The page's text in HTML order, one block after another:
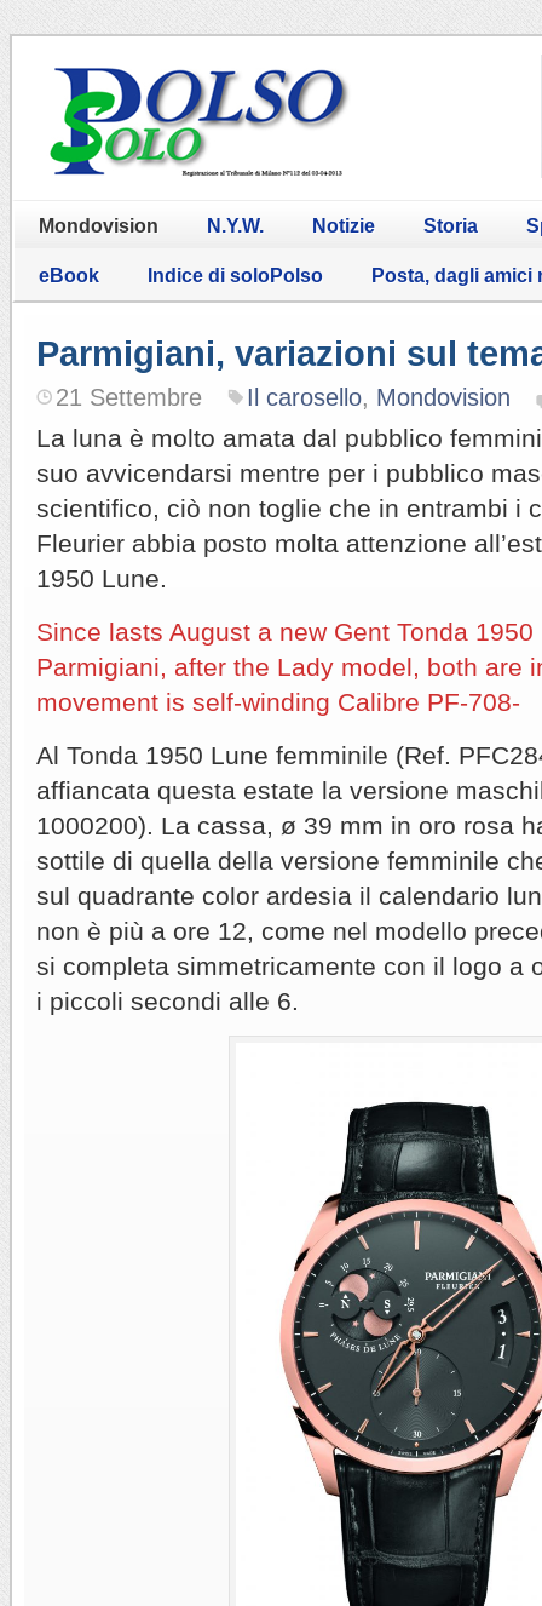
Mondovision N.Y.W. Notizie Storia
eBook Indice di soloPolso Posta, dagli amici
Parmigiani, variazioni sul
21 Settembre Il carosello, Mondovision
La luna è molto amata dal pubblico
suo avvicendarsi mentre per i pubblico
scientifico, ciò non toglie che in entrambi i
Fleurier abbia posto molta attenzione
1950 Lune.
Since lasts August a new Gent Tonda
Parmigiani, after the Lady model, both are
movement is self-winding Calibre PF-708-
Al Tonda 1950 Lune femminile (Ref.
affiancata questa estate la versione
1000200). La cassa, ø 39 mm in oro rosa
sottile di quella della versione femminile
sul quadrante color ardesia il calendario
non è più a ore 12, come nel modello
si completa simmetricamente con il logo a
i piccoli secondi alle 6.